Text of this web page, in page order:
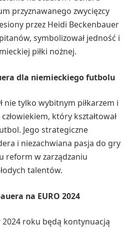
przyznawanego zwycięzcy
przez Heidi Beckenbauer
symbolizował jedność i
piłki nożnej.
dla niemieckiego futbolu
nie tylko wybitnym piłkarzem i
który kształtował
Jego strategiczne
i niezachwiana pasja do gry
reform w zarządzaniu
talentów.
na EURO 2024
roku będą kontynuacją